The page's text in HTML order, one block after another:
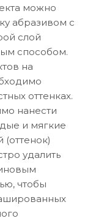
можно
абразивом с
слой
способом.
на
оттенках.
нанести
и мягкие
удалить
чтобы